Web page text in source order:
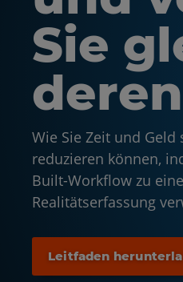
Sie
Wie Sie Zeit und
reduzieren können,
Built-Workflow zu
Realitätserfassung
Leitfaden